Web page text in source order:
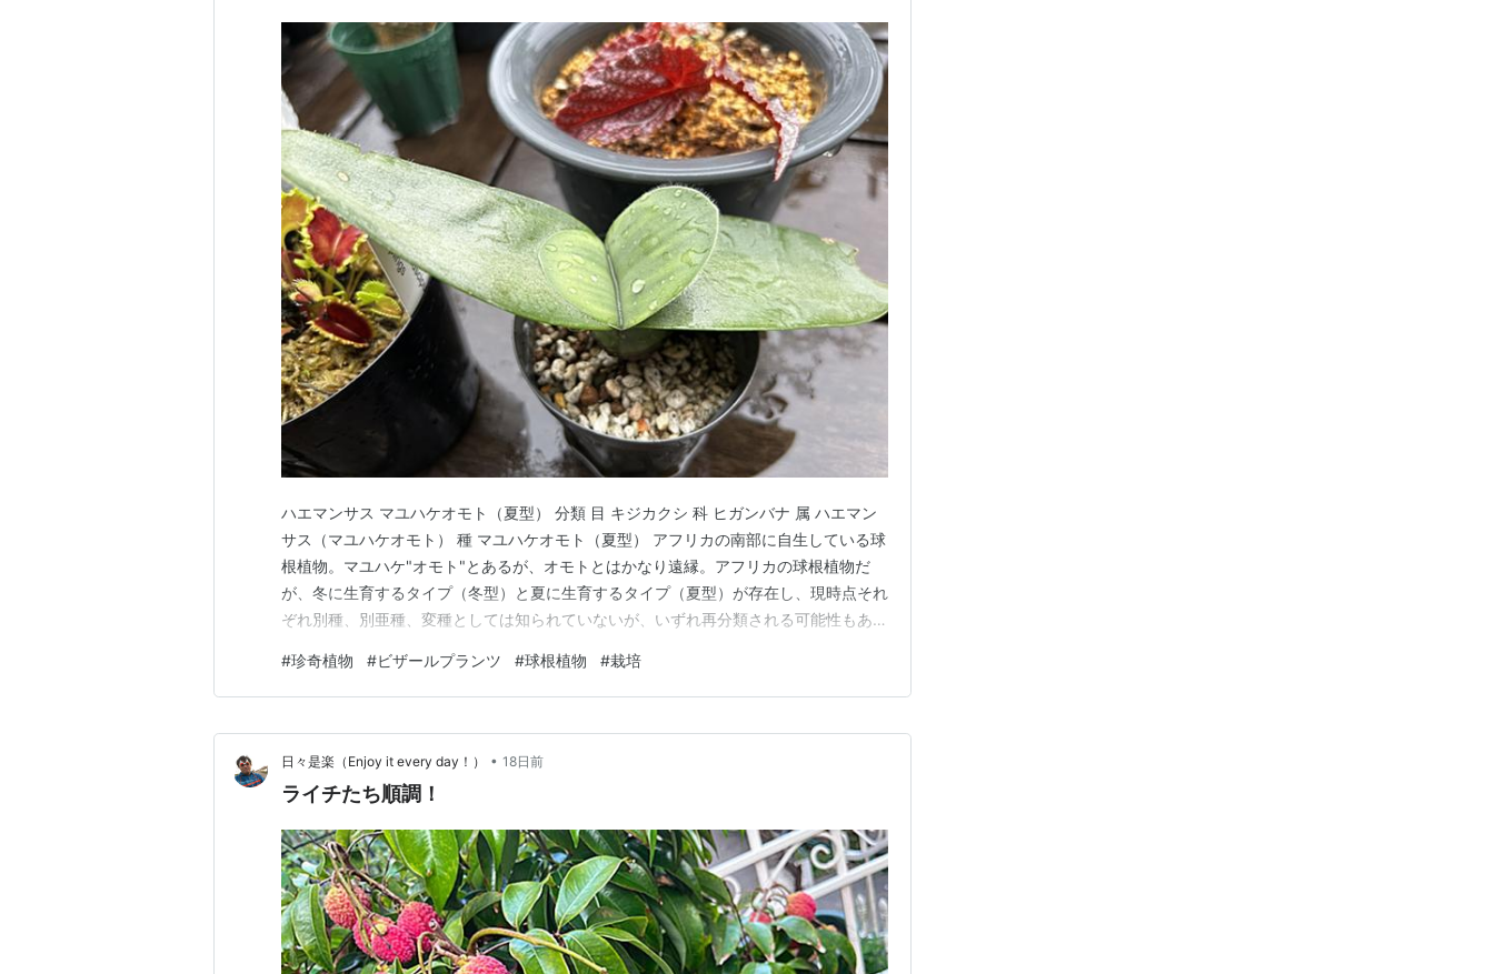
ハエマンサス マユハケオモト（夏型） 分類 目 キジカクシ 科 ヒガンバナ 属 ハエマン
サス（マユハケオモト） 種 マユハケオモト（夏型） アフリカの南部に自生している球
根植物。マユハケ"オモト"とあるが、オモトとはかなり遠縁。アフリカの球根植物だ
が、冬に生育するタイプ（冬型）と夏に生育するタイプ（夏型）が存在し、現時点それ
ぞれ別種、別亜種、変種としては知られていないが、いずれ再分類される可能性もあ
ケオモトは葉が薄く、明るい色が特徴。丸い葉の先には細かい毛がわずかに並んでい
る。夏型のマユハケオモトは特に古い葉が枯れ落…
#珍奇植物 #ビザールプランツ #球根植物 #栽培
日々是楽（Enjoy it every day！） • 18日前
ライチたち順調！